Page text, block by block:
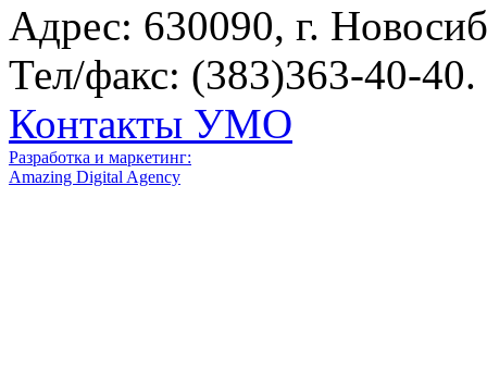
Адрес: 630090, г.
Тел/факс: (383)363-40-40.
Контакты УМО
Разработка и маркетинг:
Amazing Digital Agency